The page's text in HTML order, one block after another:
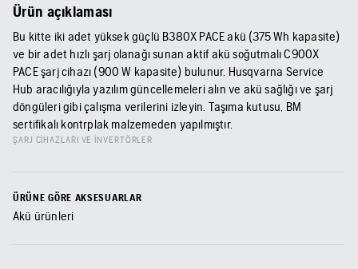
Ürün açıklaması
Bu kitte iki adet yüksek güçlü B380X PACE akü (375 Wh kapasite)
ve bir adet hızlı şarj olanağı sunan aktif akü soğutmalı C900X
PACE şarj cihazı (900 W kapasite) bulunur. Husqvarna Service
Hub aracılığıyla yazılım güncellemeleri alın ve akü sağlığı ve şarj
döngüleri gibi çalışma verilerini izleyin. Taşıma kutusu, BM
sertifikalı kontrplak malzemeden yapılmıştır.
ŞARJ CIHAZLARI VE INVERTÖRLER
ÜRÜNE GÖRE AKSESUARLAR
Akü ürünleri